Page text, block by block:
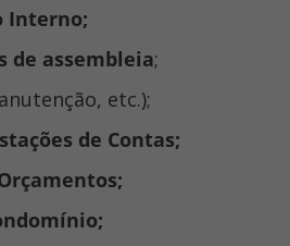
Interno;
de assembleia;
etc.);
de Contas;